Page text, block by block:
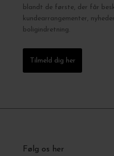
blandt de første, der får
kundearrangementer,
boligindretning.
Tilmeld dig her
Følg os her